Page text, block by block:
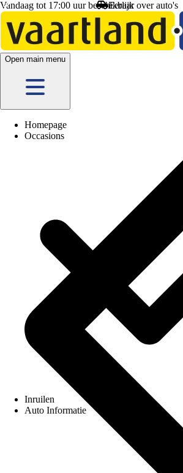
Eerlijkover auto's
Vandaag tot 17:00 uur beschikbaar
Open main menu
Homepage
Occasions
Inruilen
Auto Informatie